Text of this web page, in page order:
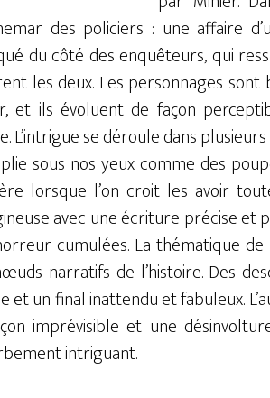
des policiers : une affaire
du côté des enquêteurs, qui
les deux. Les personnages
et ils évoluent de façon
L’intrigue se déroule dans
sous nos yeux comme des
lorsque l’on croit les avoir
avec une écriture précise
cumulées. La thématique
narratifs de l’histoire. Des
et un final inattendu et fabuleux.
imprévisible et une
intriguant.